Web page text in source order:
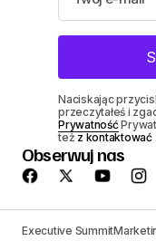
Naciskając
przeczytałeś i
Prywatność
też z kontaktować
Obserwuj nas
Executive Summit